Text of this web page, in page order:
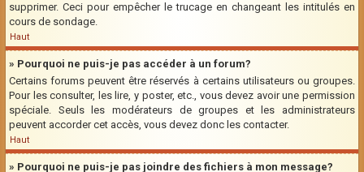
supprimer. Ceci pour empêcher le trucage en changeant les intitulés en
cours de sondage.
Haut
» Pourquoi ne puis-je pas accéder à un forum?
Certains forums peuvent être réservés à certains utilisateurs ou groupes.
Pour les consulter, les lire, y poster, etc., vous devez avoir une permission
spéciale. Seuls les modérateurs de groupes et les administrateurs
peuvent accorder cet accès, vous devez donc les contacter.
Haut
» Pourquoi ne puis-je pas joindre des fichiers à mon message?